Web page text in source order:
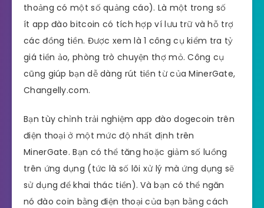
thoảng có một số quảng cáo). Là một trong số
ít app đào bitcoin có tích hợp ví lưu trữ và hỗ trợ
các đồng tiền. Được xem là 1 công cụ kiểm tra tỷ
giá tiền ảo, phòng trò chuyện thợ mỏ. Công cụ
cũng giúp bạn dễ dàng rút tiền từ của MinerGate,
Changelly.com.
Bạn tùy chỉnh trải nghiệm app đào dogecoin trên
điện thoại ở một mức độ nhất định trên
MinerGate. Bạn có thể tăng hoặc giảm số luồng
trên ứng dụng (tức là số lõi xử lý mà ứng dụng sẽ
sử dụng để khai thác tiền). Và bạn có thể ngăn
nó đào coin bằng điện thoại của bạn bằng cách